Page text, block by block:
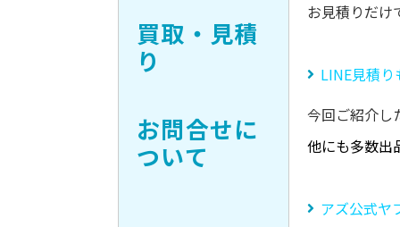
買取・見積
り
お問合せに
ついて
お見積りだけ
LINE見積
今回ご紹介し
他にも多数出
アズ公式ヤ